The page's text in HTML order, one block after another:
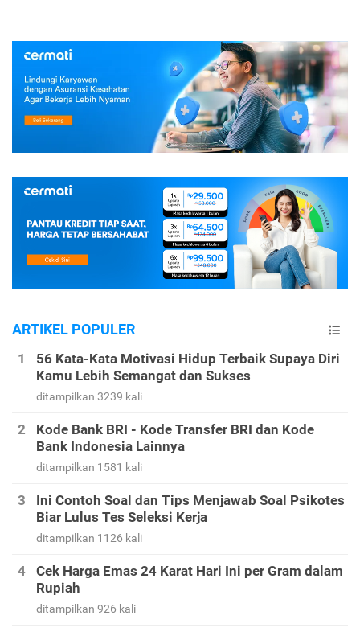
ARTIKEL POPULER
56 Kata-Kata Motivasi Hidup Terbaik Supaya Diri
Kamu Lebih Semangat dan Sukses
ditampilkan 3239 kali
Kode Bank BRI - Kode Transfer BRI dan Kode
Bank Indonesia Lainnya
ditampilkan 1581 kali
Ini Contoh Soal dan Tips Menjawab Soal Psikotes
Biar Lulus Tes Seleksi Kerja
ditampilkan 1126 kali
Cek Harga Emas 24 Karat Hari Ini per Gram dalam
Rupiah
ditampilkan 926 kali